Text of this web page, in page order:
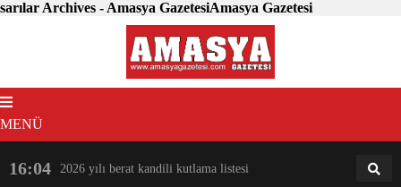
sarılar Archives - Amasya GazetesiAmasya Gazetesi
MENÜ
16:04 2026 yılı berat kandili kutlama listesi 18:31